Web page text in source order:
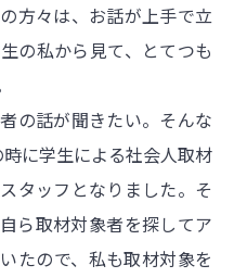
方々は、お話が上手で立
の私から見て、とてつも
の話が聞きたい。そんな
に学生による社会人取材
タッフとなりました。そ
ら取材対象者を探してア
たので、私も取材対象を